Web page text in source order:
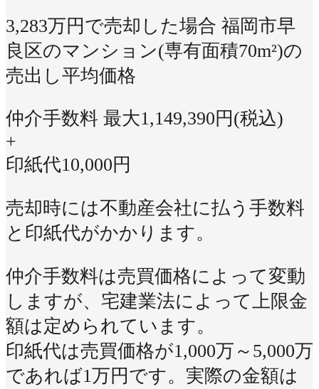
3,283万円で売却した場合 福岡市早
良区のマンション(専有面積70m²)の
売出し平均価格
仲介手数料 最大1,149,390円(税込)
+
印紙代10,000円
売却時には不動産会社に払う手数料
と印紙代がかかります。
仲介手数料は売買価格によって変動
しますが、宅建業法によって上限金
額は定められています。
印紙代は売買価格が1,000万～5,000万
であれば1万円です。実際の金額は